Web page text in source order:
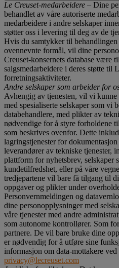
Le Creuset-medarbeidere – Dine
behandlet av våre autoriserte
medarbeidere i andre selskaper
støtter oss i levering til deg av de
Hvis du samtykker til
ovennevnte formål, vil dine
Creuset-konsernets database være
salgsmedarbeidere i deres støtte til
forretningsaktiviteter.
Andre selskaper som arbeider for
Avhengig av tjenesten, vil vi
med spesialiserte selskaper som vi
databehandlere, med plikter av
nødvendige for å styre forholdene
som beskrives ovenfor. Dette
lagringstjenester for
leverandører av tekniske tjenester,
plattform for nyhetsbrev, selskaper
kundetilfredshet, eller på våre
tredjepartene vil bare få tilgang til
oppgaver og plikter under
Personvernmeldingen og
dine personopplysninger med
våre tjenester med andre
som autonome kontrollører. Som
partnere. De vil bare bruke dine
er nødvendig for å utføre sine
informasjon om data-mottakere ved
privacy@lecreuset.com